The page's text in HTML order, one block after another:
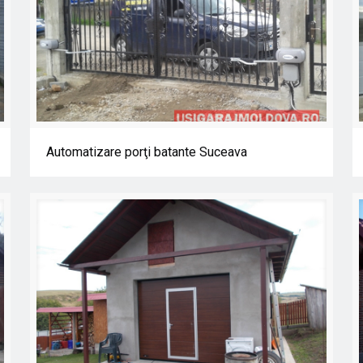
Automatizare porţi batante Suceava
Automatizare porţi batante Suceava